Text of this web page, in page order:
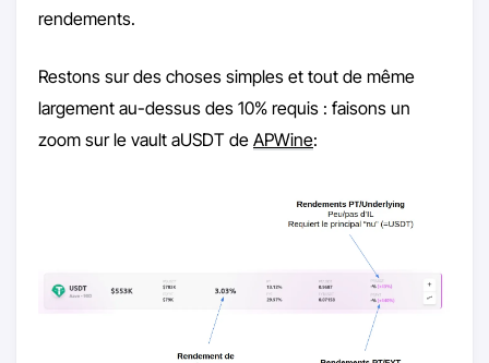
rendements.
Restons sur des choses simples et tout de même
largement au-dessus des 10% requis : faisons un
zoom sur le vault aUSDT de APWine: